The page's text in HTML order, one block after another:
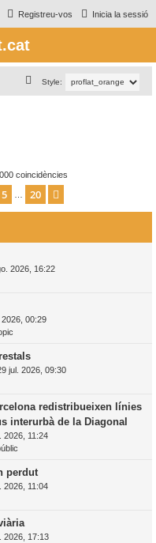
Inicia la sessió
Registreu-vos
Style:
e
coincidències
5 20
2026, 16:22
00:29
jul. 2026, 09:30
redistribueixen línies
interurbà de la Diagonal
2026, 11:24
perdut
2026, 11:04
2026, 17:13